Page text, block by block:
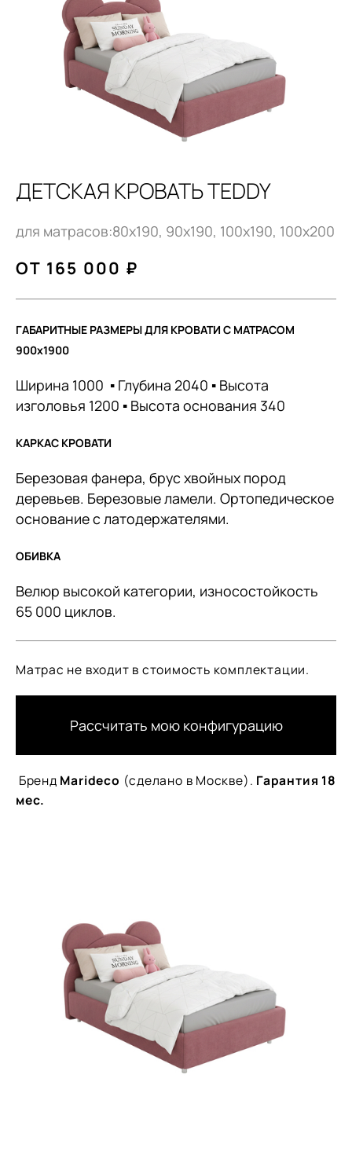
ДЕТСКАЯ КРОВАТЬ TEDDY
для матрасов:80x190, 90x190, 100x190, 100x200
ОТ 165 000 ₽
ГАБАРИТНЫЕ РАЗМЕРЫ ДЛЯ КРОВАТИ С МАТРАСОМ
900x1900
Ширина 1000 ▪︎ Глубина 2040 ▪︎ Высота
изголовья 1200 ▪︎ Высота основания 340
КАРКАС КРОВАТИ
Березовая фанера, брус хвойных пород
деревьев. Березовые ламели. Ортопедическое
основание с латодержателями.
ОБИВКА
Велюр высокой категории, износостойкость
65 000 циклов.
Матрас не входит в стоимость комплектации.
Рассчитать мою конфигурацию
Бренд Marideco (сделано в Москве). Гарантия 18
мес.